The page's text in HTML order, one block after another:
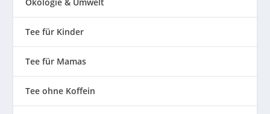
Ökologie & Umwelt
Tee für Kinder
Tee für Mamas
Tee ohne Koffein